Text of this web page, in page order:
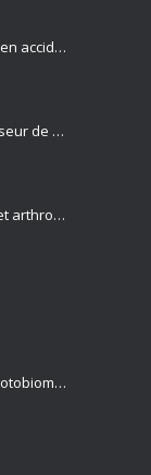
Vos douleurs cervicales liées à un ancien accident ?
Symptômes fonctionnels et IRM de tenseur de diffusion
Raideur cervicale et douleur cervicale et arthrose cervicale
Commotion, traumatisme crânien et photobiomodulation transcrânienne